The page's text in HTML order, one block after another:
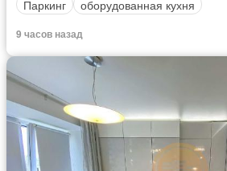
Паркинг
оборудованная кухня
9 часов назад